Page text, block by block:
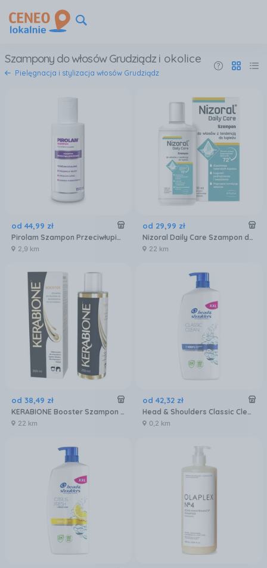
Szampony do włosów Grudziądz i okolice
Pielęgnacja i stylizacja włosów Grudziądz
od 44,99 zł
Pirolam Szampon Przeciwłupieżowy z witaminą A + E 150ml
2,9 km
od 29,99 zł
Nizoral Daily Care Szampon do włosów z tendencją do łupieżu 200 ml
22 km
od 38,49 zł
KERABIONE Booster Szampon Do Włosów Ze Skłonnością Do Wypadania 200ml
22 km
od 42,32 zł
Head & Shoulders Classic Clean Szampon Przeciwłupieżowy 800 ml
0,2 km